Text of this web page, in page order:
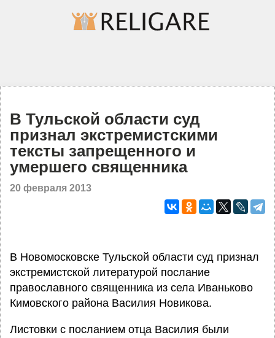
В Тульской области суд
признал экстремистскими
тексты запрещенного и
умершего священника
20 февраля 2013
В Новомосковске Тульской области суд признал
экстремистской литературой послание
православного священника из села Иваньково
Кимовского района Василия Новикова.
Листовки с посланием отца Василия были